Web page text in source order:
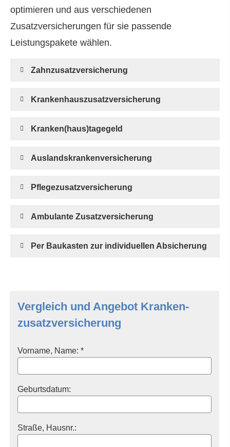
optimieren und aus verschiedenen
Zusatzversicherungen für sie passende
Leistungspakete wählen.
Zahn­zu­satz­ver­si­che­rung
Krankenhauszusatzversicherung
Kranken(haus)tagegeld
Auslandskrankenversicherung
Pflegezusatzversicherung
Ambulante Zusatzversicherung
Per Baukasten zur individuellen Absicherung
Vergleich und Angebot Kranken­
zusatz­ver­si­che­rung
Vorname, Name: *
Geburts­datum:
Straße, Hausnr.: